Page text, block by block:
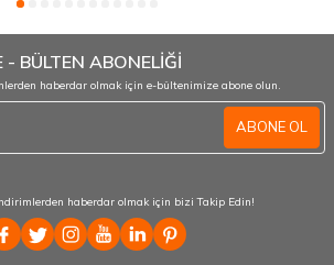
- BÜLTEN ABONELİĞİ
haberdar olmak için e-bültenimize abone olun.
ABONE OL
haberdar olmak için bizi Takip Edin!